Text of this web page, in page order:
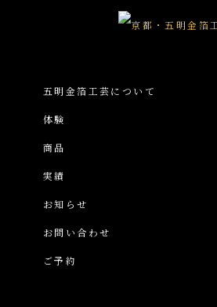
五明金箔工芸について
体験
商品
実績
お知らせ
お問い合わせ
ご予約